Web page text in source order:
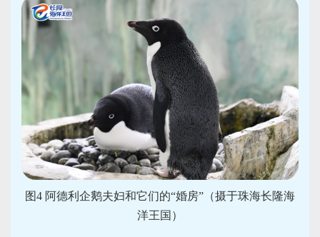
图4 阿德利企鹅夫妇和它们的“婚房”（摄于珠海长隆海
洋王国）